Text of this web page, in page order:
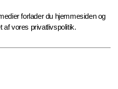
forlader du hjemmesiden og
vores privatlivspolitik.